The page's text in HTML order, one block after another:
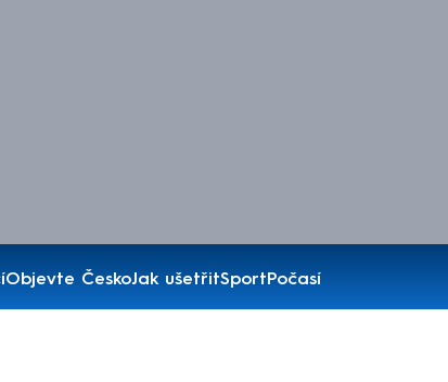
Objevte ČeskoJak ušetřitSportPočasí